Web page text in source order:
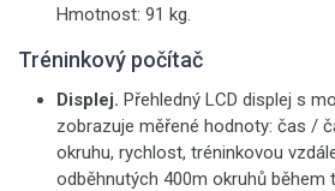
Hmotnost: 91 kg.
Tréninkový počítač
Displej. Přehledný LCD displej s
zobrazuje měřené hodnoty: čas /
okruhu, rychlost, tréninkovou
odběhnutých 400m okruhů během